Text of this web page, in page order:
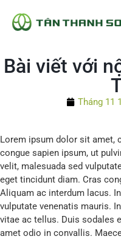
Bài viết với
Tháng 11
Lorem ipsum dolor sit amet,
congue sapien ipsum, ut
velit, malesuada sed
eget tincidunt diam. Cras
Aliquam ac interdum lacus.
vulputate venenatis mauris.
vitae ac tellus. Duis sodales
amet odio in convallis.